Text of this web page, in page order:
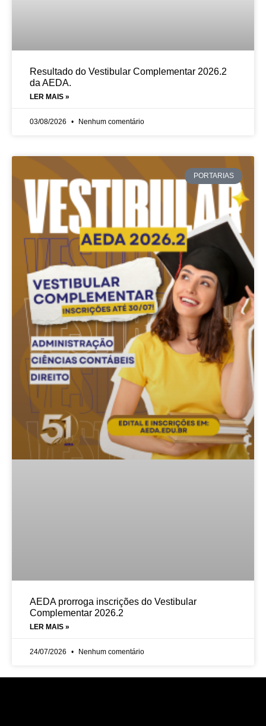
Resultado do Vestibular Complementar 2026.2
da AEDA.
LER MAIS »
03/08/2026 Nenhum comentário
PORTARIAS
AEDA prorroga inscrições do Vestibular
Complementar 2026.2
LER MAIS »
24/07/2026 Nenhum comentário